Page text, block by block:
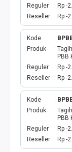
Reguler
Rp -
Reseller
Rp -
Kode
Produk
PBB
Reguler
Rp -
Reseller
Rp -
Kode
Produk
PBB
Reguler
Rp -
Reseller
Rp -